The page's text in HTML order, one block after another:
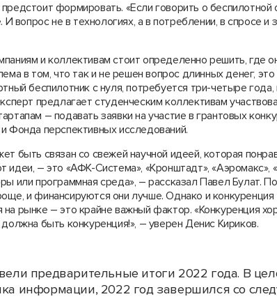
формировать. «Если говорить о беспилотной
вопрос не в технологиях, а в потреблении, в спросе и
и коллективам стоит определенно решить, где
в том, что так и не решен вопрос длинных денег,
беспилотник с нуля, потребуется три-четыре
предлагает студенческим коллективам
– подавать заявки на участие в грантовых
Фонда перспективных исследований.
быть связан со свежей научной идеей, которая
идеи, – это «АФК-Система», «Кронштадт», «Аэромакс»,
или программная среда», – рассказал Павел Булат.
и финансируются они лучше. Однако и
рынке – это крайне важный фактор. «Конкуренция
быть конкуренция!», – уверен Денис Кириков.
предварительные итоги 2022 года. В
информации, 2022 год завершился со